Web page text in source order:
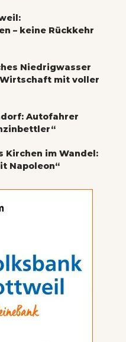
– keine Rückkehr
Niedrigwasser
mit voller
Autofahrer
Kirchen im Wandel:
Napoleon“